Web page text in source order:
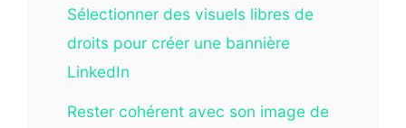
Sélectionner des visuels libres de
droits pour créer une bannière
LinkedIn
Rester cohérent avec son image de